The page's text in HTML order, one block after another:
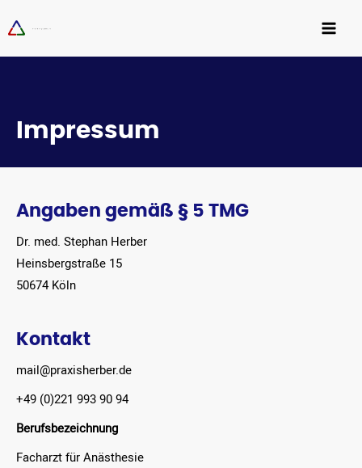
Impressum
Angaben gemäß § 5 TMG
Dr. med. Stephan Herber
Heinsbergstraße 15
50674 Köln
Kontakt
mail@praxisherber.de
+49 (0)221 993 90 94
Berufsbezeichnung
Facharzt für Anästhesie